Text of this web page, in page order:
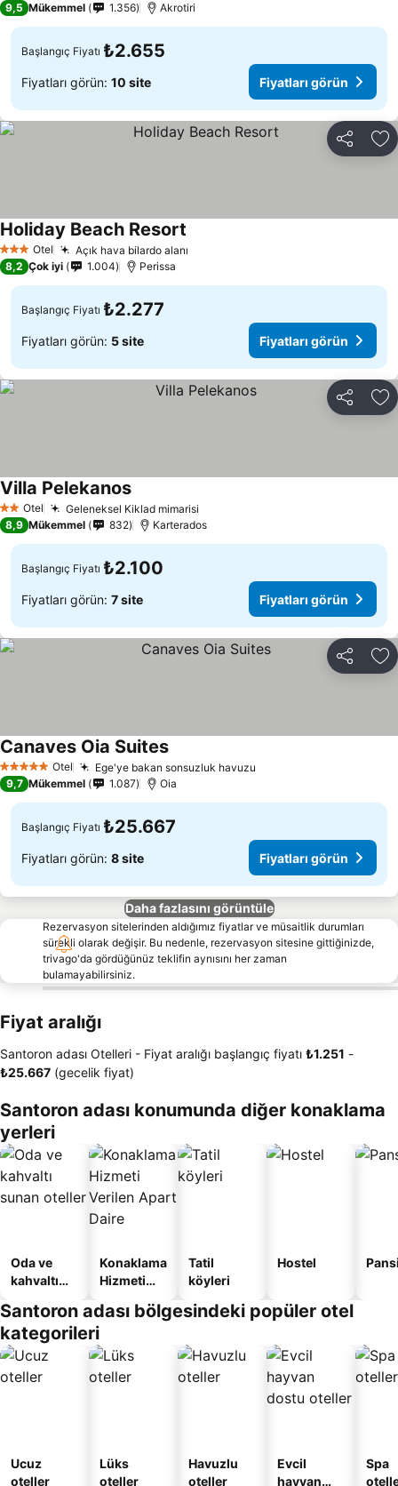
9,5 Mükemmel 1.356 Akrotiri
Başlangıç Fiyatı ₺2.655
Fiyatları görün: 10 site Fiyatları görün
Paylaş
3 YıldızOtel Açık hava bilardo alanı
Holiday Beach Resort
8,2 Çok iyi 1.004 Perissa
Başlangıç Fiyatı ₺2.277
Fiyatları görün: 5 site Fiyatları görün
Paylaş
2 Yıldız
Otel Geleneksel Kiklad mimarisi
Villa Pelekanos
8,9 Mükemmel 832 Karterados
Başlangıç Fiyatı ₺2.100
Fiyatları görün: 7 site Fiyatları görün
Paylaş
5 Yıldız Otel Ege'ye bakan sonsuzluk havuzu
Canaves Oia Suites
9,7 Mükemmel 1.087 Oia
Başlangıç Fiyatı ₺25.667
Fiyatları görün: 8 site Fiyatları görün
Daha fazlasını görüntüle
Rezervasyon sitelerinden aldığımız fiyatlar ve müsaitlik durumları
sürekli olarak değişir. Bu nedenle, rezervasyon sitesine gittiğinizde,
trivago'da gördüğünüz teklifin aynısını her zaman
bulamayabilirsiniz.
Fiyat aralığı
Santoron adası Otelleri - Fiyat aralığı başlangıç fiyatı ‎₺1.251 -
‎₺25.667 (gecelik fiyat)
Santoron adası konumunda diğer konaklama
yerleri
Oda ve
kahvaltı
oteller
Konaklama
Hizmeti
Apart
Tatil
köyleri
Hostel
Santoron adası bölgesindeki popüler otel
kategorileri
Ucuz
oteller
Lüks
oteller
Havuzlu
oteller
Evcil
hayvan
Spa